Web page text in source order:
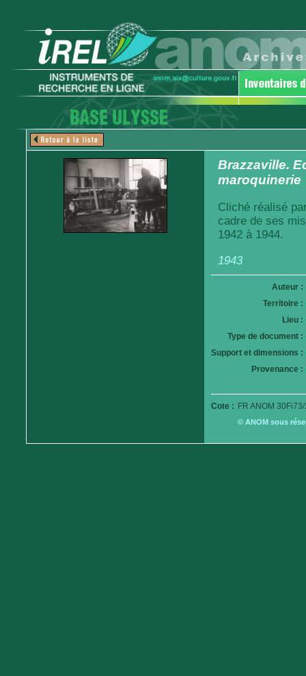
Brazzaville.
maroquinerie
Cliché réalisé
cadre de ses
1942 à 1944.
1943
Auteur :
Territoire :
Lieu :
Type de document :
Support et dimensions :
Provenance :
Cote : FR ANOM
© ANOM sous